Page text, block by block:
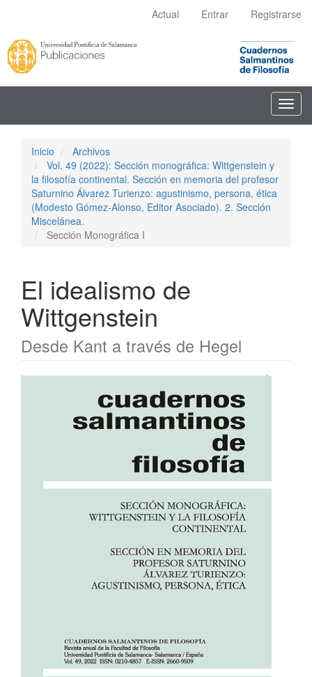
principal
Barra
lateral
Actual Entrar Registrarse
Inicio
Archivos
Vol. 49 (2022): Sección monográfica: Wittgenstein y
la filosofía continental. Sección en memoria del profesor
Saturnino Álvarez Turienzo: agustinismo, persona, ética
(Modesto Gómez-Alonso, Editor Asociado). 2. Sección
Miscelánea.
Sección Monográfica I
El idealismo de
Wittgenstein
Desde Kant a través de Hegel
Barra
lateral